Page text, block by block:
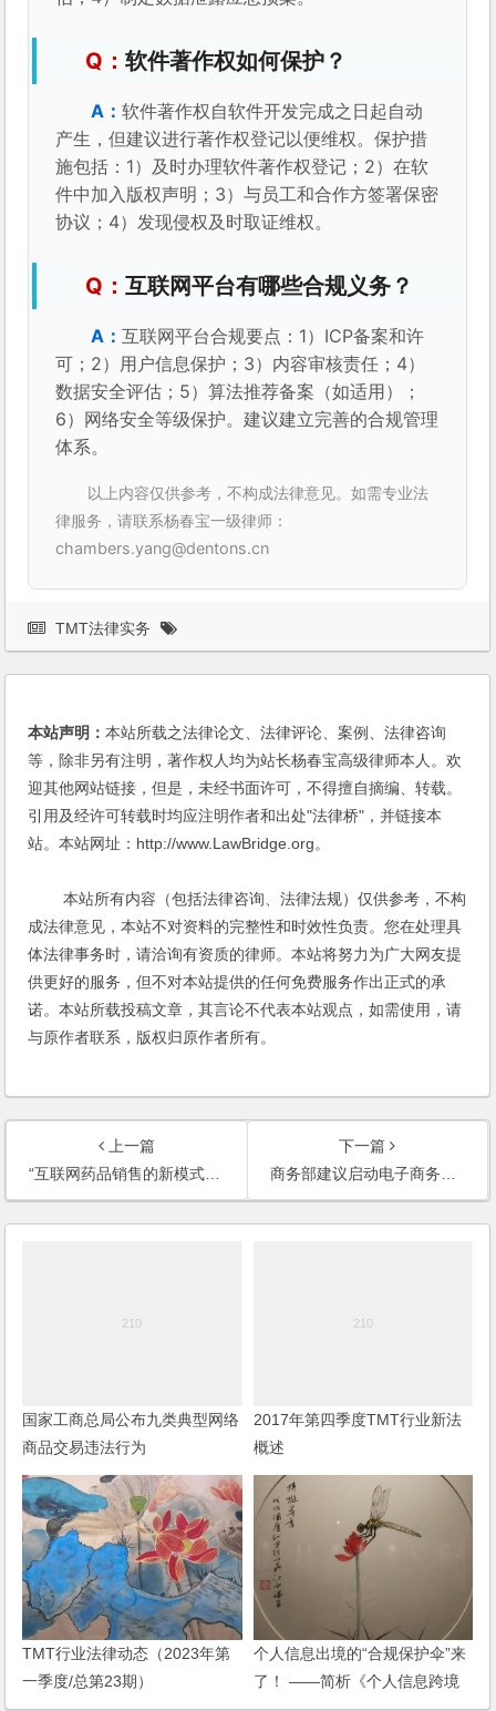
软件著作权如何保护？
软件著作权自软件开发完成之日起自动
产生，但建议进行著作权登记以便维权。保护措
施包括：1）及时办理软件著作权登记；2）在软
件中加入版权声明；3）与员工和合作方签署保密
协议；4）发现侵权及时取证维权。
互联网平台有哪些合规义务？
互联网平台合规要点：1）ICP备案和许
可；2）用户信息保护；3）内容审核责任；4）
数据安全评估；5）算法推荐备案（如适用）；
6）网络安全等级保护。建议建立完善的合规管理
体系。
以上内容仅供参考，不构成法律意见。如需专业法
律服务，请联系杨春宝一级律师：
chambers.yang@dentons.cn
TMT法律实务
本站声明：本站所载之法律论文、法律评论、案例、法律咨询
等，除非另有注明，著作权人均为站长杨春宝高级律师本人。欢
迎其他网站链接，但是，未经书面许可，不得擅自摘编、转载。
引用及经许可转载时均应注明作者和出处"法律桥"，并链接本
站。本站网址：http://www.LawBridge.org。
本站所有内容（包括法律咨询、法律法规）仅供参考，不构
成法律意见，本站不对资料的完整性和时效性负责。您在处理具
体法律事务时，请洽询有资质的律师。本站将努力为广大网友提
供更好的服务，但不对本站提供的任何免费服务作出正式的承
诺。本站所载投稿文章，其言论不代表本站观点，如需使用，请
与原作者联系，版权归原作者所有。
上一篇
“互联网药品销售的新模式”法律探讨
下一篇
商务部建议启动电子商务立法 规范网络交易保护知识产权
国家工商总局公布九类典型网络
商品交易违法行为
2017年第四季度TMT行业新法
概述
TMT行业法律动态（2023年第
一季度/总第23期）
个人信息出境的“合规保护伞”来
了！ ——简析《个人信息跨境